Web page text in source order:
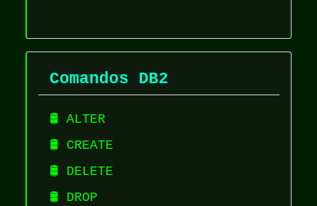
Comandos DB2
🛢️ ALTER
🛢️ CREATE
🛢️ DELETE
🛢️ DROP